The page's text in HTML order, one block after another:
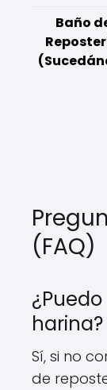
Baño
(FAQ)
harina?
Sí, si no
de